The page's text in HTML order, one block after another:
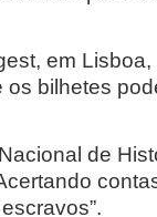
em
os bilhetes
de